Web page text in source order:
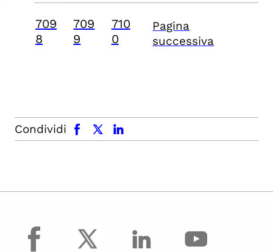
709
8
709
9
710
0
Pagina
successiva
Condividi
facebook x.com linkedin
facebook